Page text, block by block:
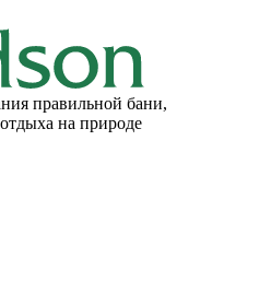
правильной бани,
на природе